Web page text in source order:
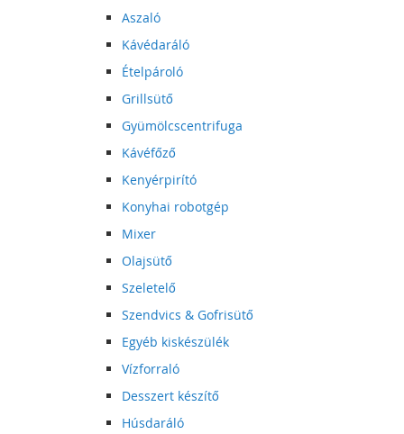
Aszaló
Kávédaráló
Ételpároló
Grillsütő
Gyümölcscentrifuga
Kávéfőző
Kenyérpirító
Konyhai robotgép
Mixer
Olajsütő
Szeletelő
Szendvics & Gofrisütő
Egyéb kiskészülék
Vízforraló
Desszert készítő
Húsdaráló